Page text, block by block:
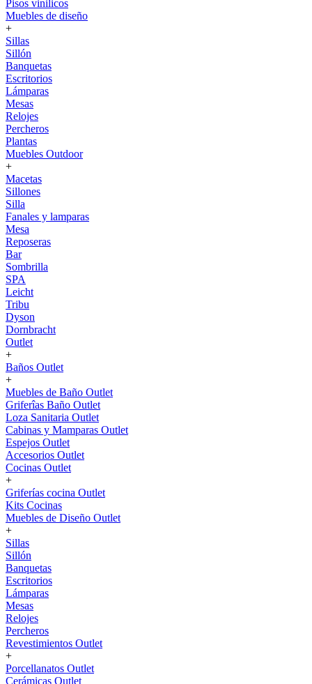
Pisos vinilicos
Muebles de diseño
+
Sillas
Sillón
Banquetas
Escritorios
Lámparas
Mesas
Relojes
Percheros
Plantas
Muebles Outdoor
+
Macetas
Sillones
Silla
Fanales y lamparas
Mesa
Reposeras
Bar
Sombrilla
SPA
Leicht
Tribu
Dyson
Dornbracht
Outlet
+
Baños Outlet
+
Muebles de Baño Outlet
Griferîas Baño Outlet
Loza Sanitaria Outlet
Cabinas y Mamparas Outlet
Espejos Outlet
Accesorios Outlet
Cocinas Outlet
+
Griferías cocina Outlet
Kits Cocinas
Muebles de Diseño Outlet
+
Sillas
Sillón
Banquetas
Escritorios
Lámparas
Mesas
Relojes
Percheros
Revestimientos Outlet
+
Porcellanatos Outlet
Cerámicas Outlet